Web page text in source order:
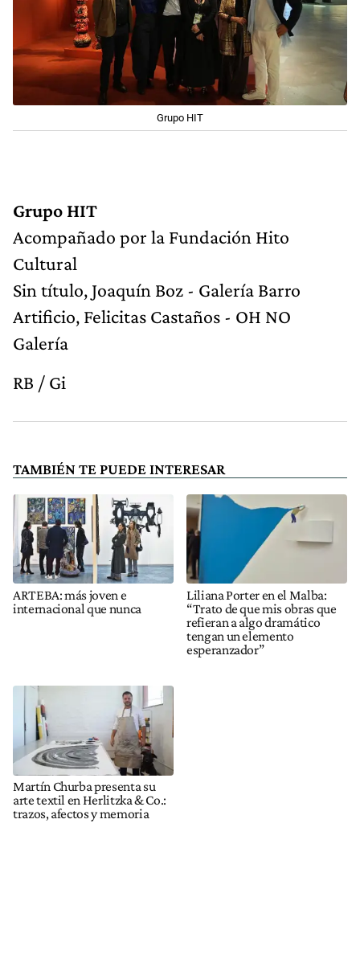
Grupo HIT
Grupo HIT
Acompañado por la Fundación Hito
Cultural
Sin título, Joaquín Boz - Galería Barro
Artificio, Felicitas Castaños - OH NO
Galería
RB / Gi
TAMBIÉN TE PUEDE INTERESAR
ARTEBA: más joven e
internacional que nunca
Liliana Porter en el Malba:
“Trato de que mis obras que
refieran a algo dramático
tengan un elemento
esperanzador”
Martín Churba presenta su
arte textil en Herlitzka & Co.:
trazos, afectos y memoria